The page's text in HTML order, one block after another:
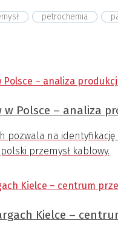
petrochemia
w Polsce – analiza
pozwala na
przemysł kablowy.
Kielce –